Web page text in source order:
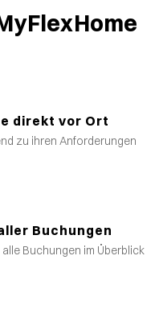
direkt vor Ort
zu ihren Anforderungen
Buchungen
Buchungen im Überblick